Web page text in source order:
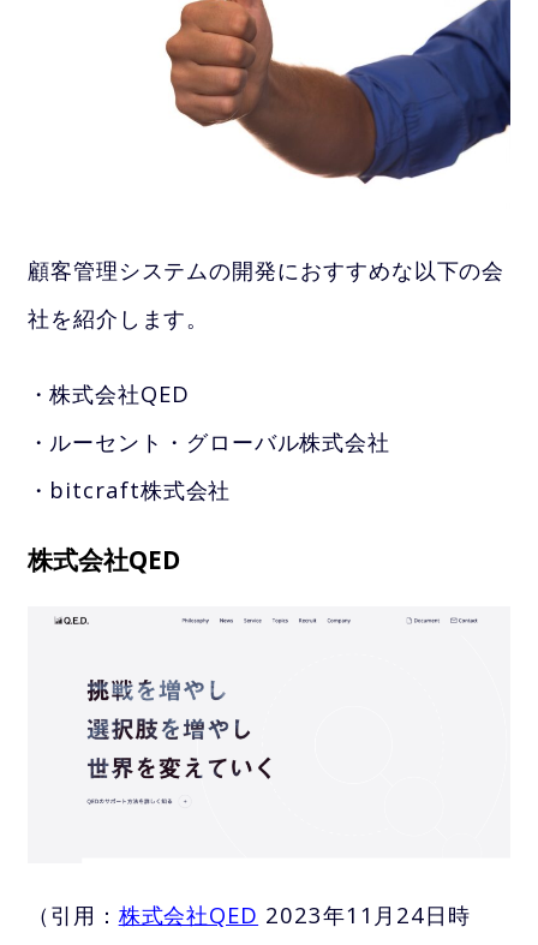
顧客管理システムの開発におすすめな以下の会
社を紹介します。
株式会社QED
ルーセント・グローバル株式会社
bitcraft株式会社
株式会社QED
（引用： 株式会社QED 2023年11月24日時